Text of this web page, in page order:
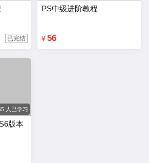
已完结
PS中级进阶教程
¥ 56
人已学习
版本